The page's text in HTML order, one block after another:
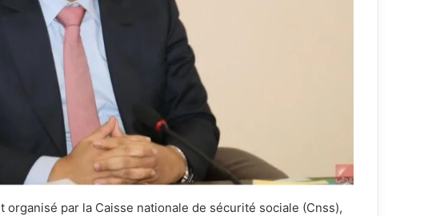
par la Caisse nationale de sécurité sociale (Cnss),